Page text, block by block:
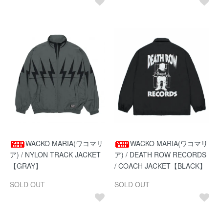
WACKO MARIA(ワコマリ
ア) / NYLON TRACK JACKET
【GRAY】
SOLD OUT
WACKO MARIA(ワコマリ
ア) / DEATH ROW RECORDS
/ COACH JACKET【BLACK】
SOLD OUT